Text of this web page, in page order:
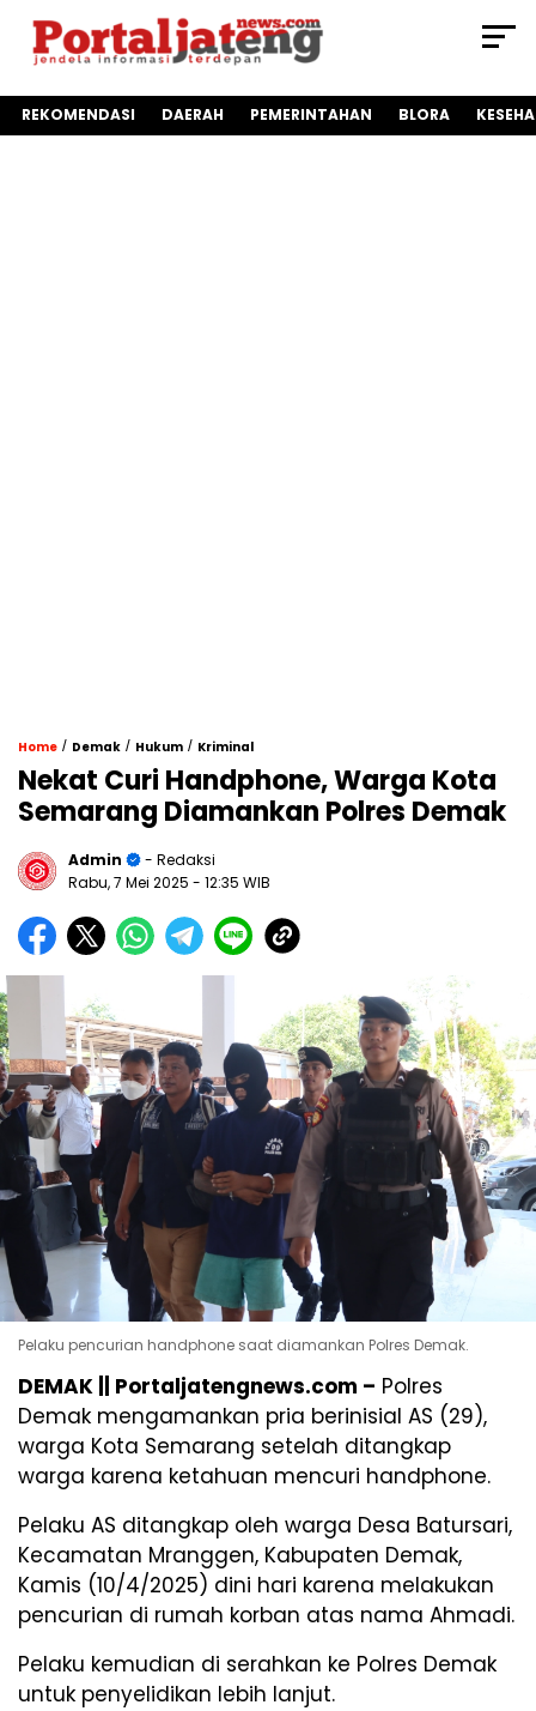
REKOMENDASI DAERAH PEMERINTAHAN BLORA
Home / Demak / Hukum / Kriminal
Nekat Curi Handphone, Warga Kota
Semarang Diamankan Polres Demak
Admin
- Redaksi
Rabu, 7 Mei 2025 - 12:35 WIB
Pelaku pencurian handphone saat diamankan Polres Demak.
DEMAK || Portaljatengnews.com – Polres
Demak mengamankan pria berinisial AS (29),
warga Kota Semarang setelah ditangkap
warga karena ketahuan mencuri handphone.
Pelaku AS ditangkap oleh warga Desa Batursari,
Kecamatan Mranggen, Kabupaten Demak,
Kamis (10/4/2025) dini hari karena melakukan
pencurian di rumah korban atas nama Ahmadi.
Pelaku kemudian di serahkan ke Polres Demak
untuk penyelidikan lebih lanjut.